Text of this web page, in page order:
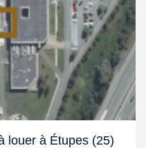
louer à Étupes (25)